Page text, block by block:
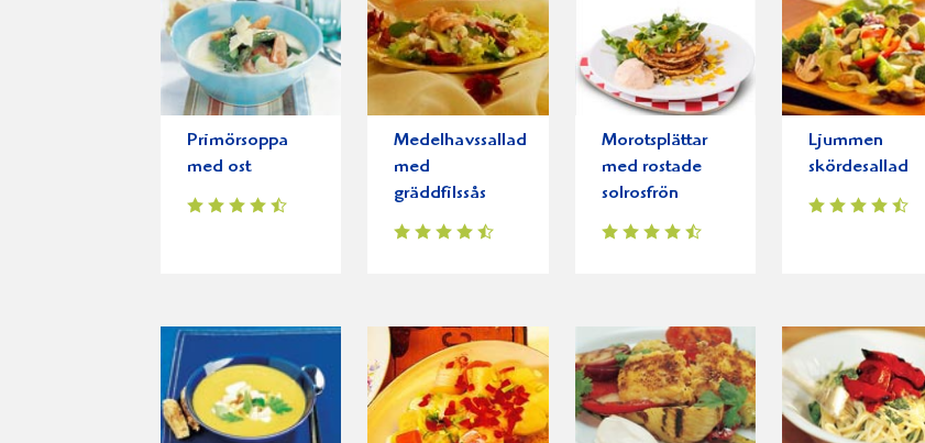
Primörsoppa
med ost
Medelhavssallad
med
gräddfilssås
Morotsplättar
med rostade
solrosfrön
Ljummen
skördesallad